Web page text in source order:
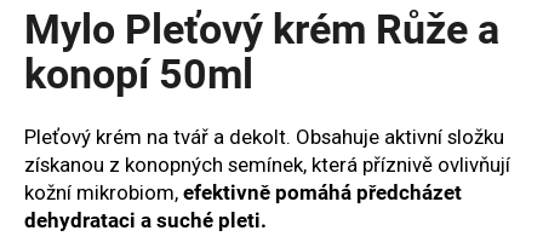
produktu
je
4,8
z
hvězdiček.
Mylo Pleťový krém Růže a
konopí 50ml
Pleťový krém na tvář a dekolt. Obsahuje aktivní složku
získanou z konopných semínek, která příznivě ovlivňují
kožní mikrobiom, efektivně pomáhá předcházet
dehydrataci a suché pleti.
D
p
o
r
u